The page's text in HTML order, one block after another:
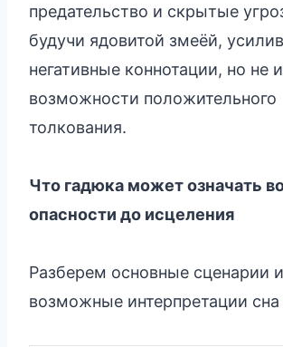
предательство и скрытые
будучи ядовитой змеёй,
негативные коннотации, но не
возможности положительного
толкования.
Что гадюка может означать
опасности до исцеления
Разберем основные сценарии и
возможные интерпретации